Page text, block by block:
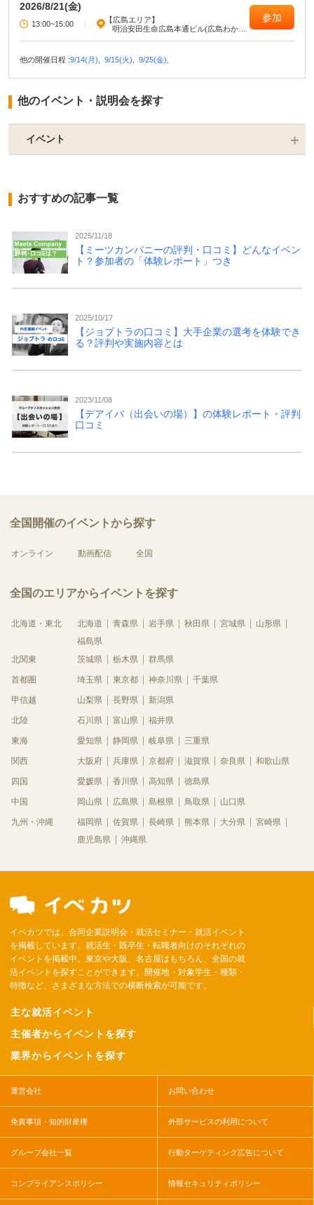
2026/8/21(金)
13:00~15:00 |
【広島エリア】
明治安田生命広島本通ビル(広島わかも
参加
他の開催日程 :9/14(月), 9/15(火), 9/25(金),
他のイベント・説明会を探す
イベント
おすすめの記事一覧
2025/11/18
【ミーツカンパニーの評判・口コミ】どんなイベン
ト？参加者の「体験レポート」つき
2025/10/17
【ジョブトラの口コミ】大手企業の選考を体験でき
る？評判や実施内容とは
2023/11/08
【デアイバ（出会いの場）】の体験レポート・評判
口コミ
全国開催のイベントから探す
オンライン 動画配信 全国
全国のエリアからイベントを探す
北海道・東北 北海道 青森県 岩手県 秋田県 宮城県
山形県
福島県
北関東
茨城県 栃木県 群馬県
首都圏 埼玉県 東京都 神奈川県 千葉県
甲信越 山梨県 長野県 新潟県
北陸 石川県 富山県 福井県
東海 愛知県 静岡県 岐阜県 三重県
関西 大阪府 兵庫県 京都府 滋賀県 奈良県 和歌山県
四国 愛媛県 香川県 高知県 徳島県
中国 岡山県 広島県 島根県 鳥取県 山口県
九州・沖縄 福岡県 佐賀県 長崎県 熊本県 大分県
宮崎県
鹿児島県
沖縄県
イベカツでは、合同企業説明会・就活セミナー・就活イベント
を掲載しています。就活生・既卒生・転職者向けのそれぞれの
イベントを掲載中。東京や大阪、名古屋はもちろん、全国の就
活イベントを探すことができます。開催地・対象学生・種類・
特徴など、さまざまな方法での横断検索が可能です。
主な就活イベント
主催者からイベントを探す
業界からイベントを探す
運営会社 お問い合わせ
免責事項・知的財産権 外部サービスの利用について
グループ会社一覧 行動ターゲティング広告について
コンプライアンスポリシー 情報セキュリティポリシー